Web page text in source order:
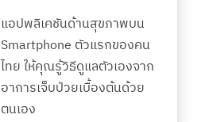
แอปพลิเคชันด้านสุขภาพบน
Smartphone ตัวแรกของคน
ไทย ให้คุณรู้วิธีดูแลตัวเองจาก
อาการเจ็บป่วยเบื้องต้นด้วย
ตนเอง